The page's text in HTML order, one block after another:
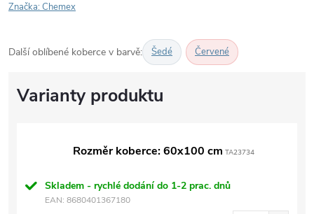
Značka:Chemex
Další oblíbené koberce v barvě: Šedé Červené
Rozměr koberce: 60x100 cm TA23734
Skladem - rychlé dodání do 1-2 prac. dnů
EAN: 8680401367180